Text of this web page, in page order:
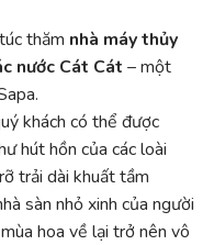
thăm nhà máy thủy
nước Cát Cát – một
khách có thể được
hút hồn của các loài
trải dài khuất tầm
sàn nhỏ xinh của người
hoa về lại trở nên vô